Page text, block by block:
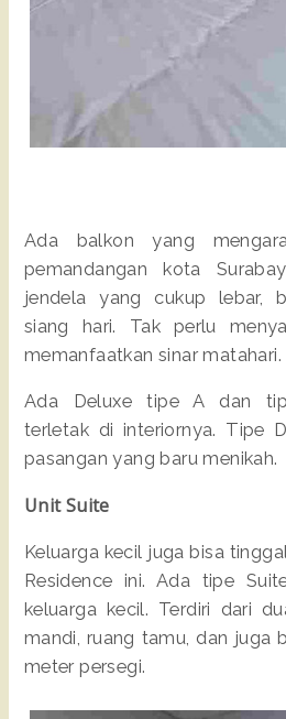
Ada balkon yang
pemandangan kota
jendela yang cukup lebar,
siang hari. Tak perlu
memanfaatkan sinar matahari.
Ada Deluxe tipe A dan
terletak di interiornya. Tipe
pasangan yang baru menikah.
Unit Suite
Keluarga kecil juga bisa
Residence ini. Ada tipe
keluarga kecil. Terdiri dari
mandi, ruang tamu, dan juga
meter persegi.